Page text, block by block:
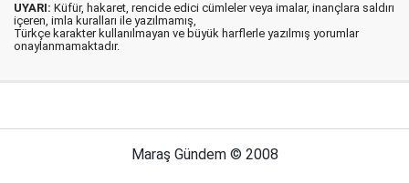
UYARI: Küfür, hakaret, rencide edici cümleler veya imalar, inançlara saldırı
içeren, imla kuralları ile yazılmamış,
Türkçe karakter kullanılmayan ve büyük harflerle yazılmış yorumlar
onaylanmamaktadır.
Maraş Gündem © 2008